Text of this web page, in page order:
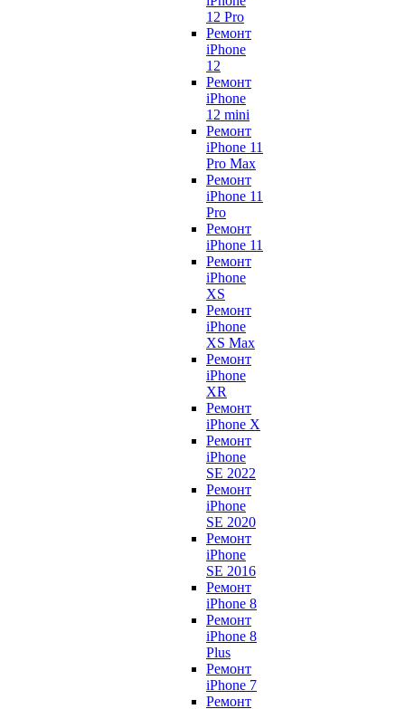
12 Pro
Ремонт
iPhone
12
Ремонт
iPhone
12 mini
Ремонт
iPhone 11
Pro Max
Ремонт
iPhone 11
Pro
Ремонт
iPhone 11
Ремонт
iPhone
XS
Ремонт
iPhone
XS Max
Ремонт
iPhone
XR
Ремонт
iPhone X
Ремонт
iPhone
SE 2022
Ремонт
iPhone
SE 2020
Ремонт
iPhone
SE 2016
Ремонт
iPhone 8
Ремонт
iPhone 8
Plus
Ремонт
iPhone 7
Ремонт